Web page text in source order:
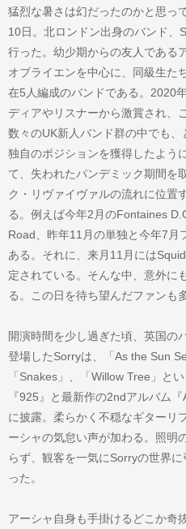
猛烈な暑さは幻だったのかと思っ
10日。北ロンドン出身のバンド、
行った。幼少期からの友人である
オブライエンを中心に、同級生た
在5人編成のバンドである。2020
ディアやリスナーから激賞され、
数々のUK新人バンド群の中でも
独自のポジションを獲得したよう
て、失われたパンデミック期間を
ク・リヴァイヴァルの流れに位置
る。例えば今年2月のFontaines
Road、昨年11月の単独と今年7月
ある。それに、来月11月には
定されている。そんな中、意外に
る。この日を待ち望んだファンも
開演時間を少し過ぎた頃、英国の
登場したSorryは、「As the Sun
「Snakes」、「Willow Tree」と
『925』と最新作の2ndアルバム
に披露。柔らかく不穏なギターリ
ーシャの気怠い声が加わる。照明
らず、観客を一気にSorryの世界
った。
アーシャ自身も手掛けるどこか奇